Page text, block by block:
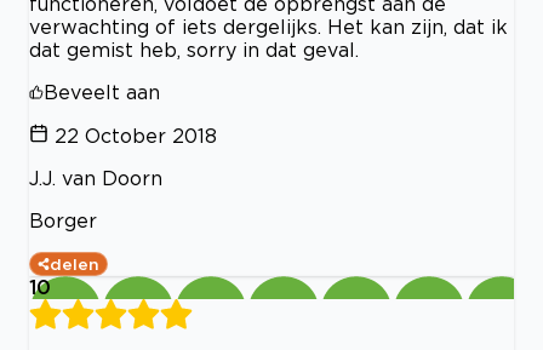
verwachting of iets dergelijks. Het kan zijn, dat ik
dat gemist heb, sorry in dat geval.
Beveelt aan
22 October 2018
J.J. van Doorn
Borger
delen
10